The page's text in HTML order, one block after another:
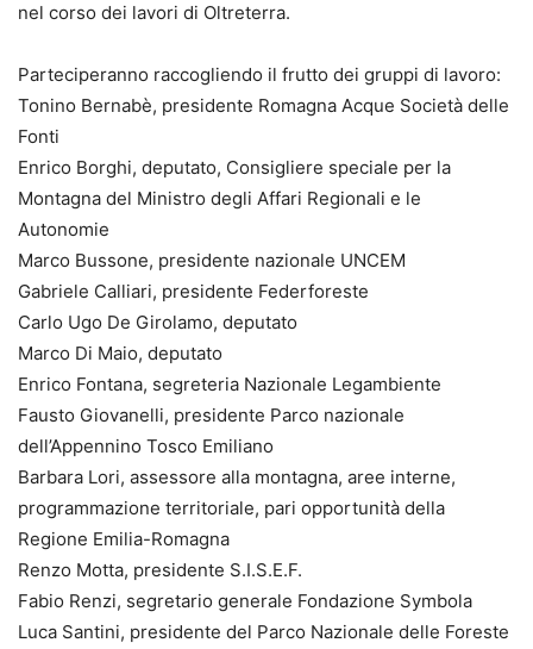
nel corso dei lavori di Oltreterra.
Parteciperanno raccogliendo il frutto dei gruppi di lavoro:
Tonino Bernabè, presidente Romagna Acque Società delle
Fonti
Enrico Borghi, deputato, Consigliere speciale per la
Montagna del Ministro degli Affari Regionali e le
Autonomie
Marco Bussone, presidente nazionale UNCEM
Gabriele Calliari, presidente Federforeste
Carlo Ugo De Girolamo, deputato
Marco Di Maio, deputato
Enrico Fontana, segreteria Nazionale Legambiente
Fausto Giovanelli, presidente Parco nazionale
dell’Appennino Tosco Emiliano
Barbara Lori, assessore alla montagna, aree interne,
programmazione territoriale, pari opportunità della
Regione Emilia-Romagna
Renzo Motta, presidente S.I.S.E.F.
Fabio Renzi, segretario generale Fondazione Symbola
Luca Santini, presidente del Parco Nazionale delle Foreste